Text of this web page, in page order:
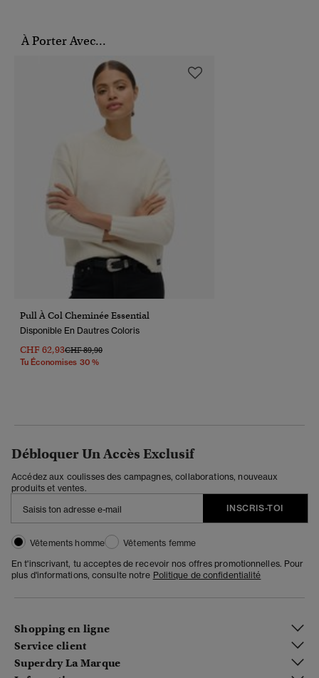
À Porter Avec...
Pull À Col Cheminée Essential
Disponible En Dautres Coloris
CHF 62,93Prix Réduit De
CHF 89,90À
Tu Économises 30 %
Débloquer Un Accès Exclusif
Accédez aux coulisses des campagnes, collaborations, nouveaux
produits et ventes.
INSCRIS-TOI
Vêtements homme
Vêtements femme
En t'inscrivant, tu acceptes de recevoir nos offres promotionnelles. Pour
plus d'informations, consulte notre Politique de confidentialité
Shopping en ligne
Service client
Superdry La Marque